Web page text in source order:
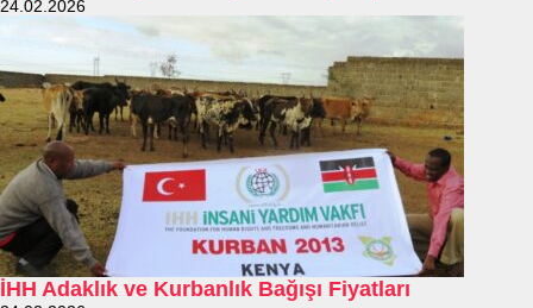
24.02.2026
İHH Adaklık ve Kurbanlık Bağışı Fiyatları